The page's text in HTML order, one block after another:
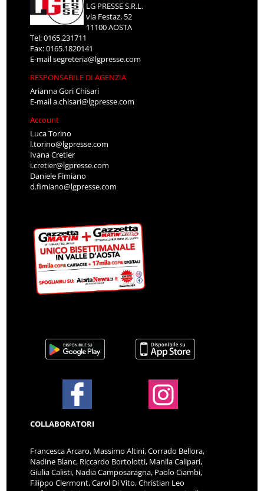
LG PRESSE S.R.L.
via Festaz, 52
11100 AOSTA
Tel: 0165.231711
Fax: 0165.1820141
E-mailsegreteria@lgpresse.com
RESPONSABILE DI AGENZIA
Arianna Gori Chisari
E-maila.chisari@lgpresse.com
Account
Luca Torino
l.torino@lgpresse.com
Ivana Cretier
i.cretier@lgpresse.com
Daniele Fimiano
d.fimiano@lgpresse.com
COLLABORATORI
Francesca Arcaro, Massimo Altini, Corrado Bellora,
Nadine Blanc, Riccardo Bortolotti, Manila Calipari,
Giulia Calisti, Nadia Camposaragna, Paolo Ciambi,
Filippo Clermont, Carol Di Vito, Christian Leo